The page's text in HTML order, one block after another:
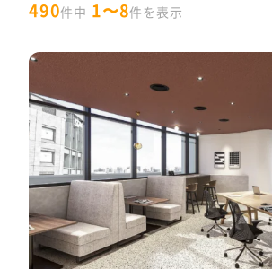
スタートアップ企
フリーレント
490件中 1〜8件を表示